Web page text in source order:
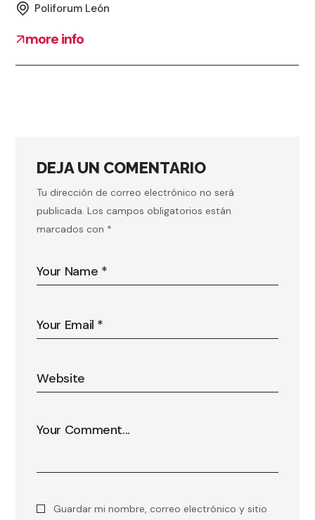
Poliforum León
more info
DEJA UN COMENTARIO
Tu dirección de correo electrónico no será
publicada. Los campos obligatorios están
marcados con *
Guardar mi nombre, correo electrónico y sitio